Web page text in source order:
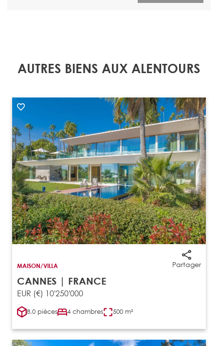
AUTRES BIENS AUX ALENTOURS
Partager
MAISON/VILLA
CANNES | FRANCE
EUR (€) 10'250'000
8.0 pièces 4 chambres 500 m²